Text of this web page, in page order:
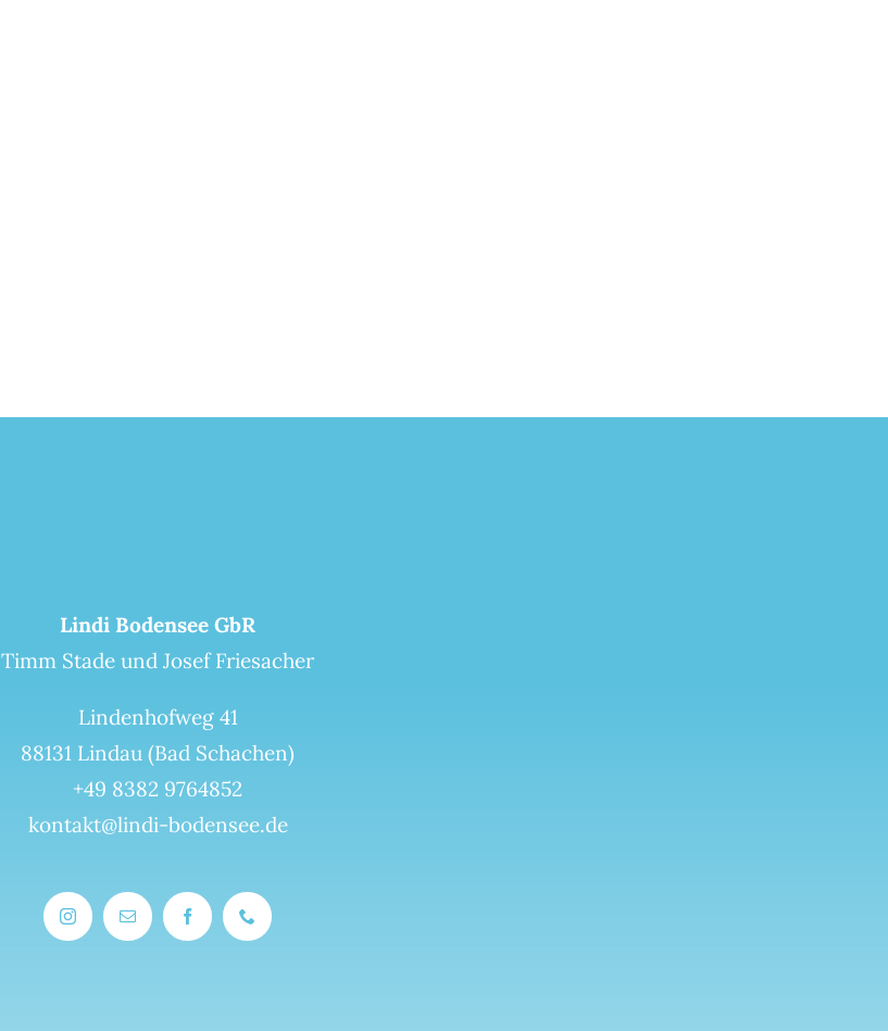
Lindi Bodensee GbR
Timm Stade und Josef Friesacher
Lindenhofweg 41
88131 Lindau (Bad Schachen)
+49 8382 9764852
kontakt@lindi-bodensee.de